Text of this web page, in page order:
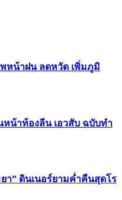
หน้าฝน ลดหวัด เพิ่มภูมิ
หน้าท้องลีน เอวสับ ฉบับทำ
า” ดินเนอร์ยามค่ำคืนสุดโร